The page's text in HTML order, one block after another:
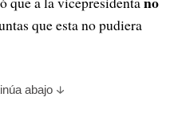
que esta no pudiera
abajo